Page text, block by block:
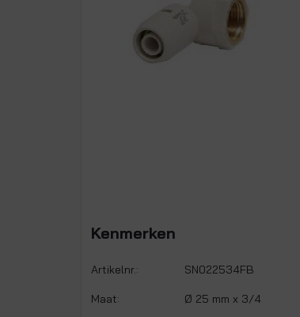
Kenmerken
Artikelnr.: SN022534FB
Maat: Ø 25 mm x 3/4